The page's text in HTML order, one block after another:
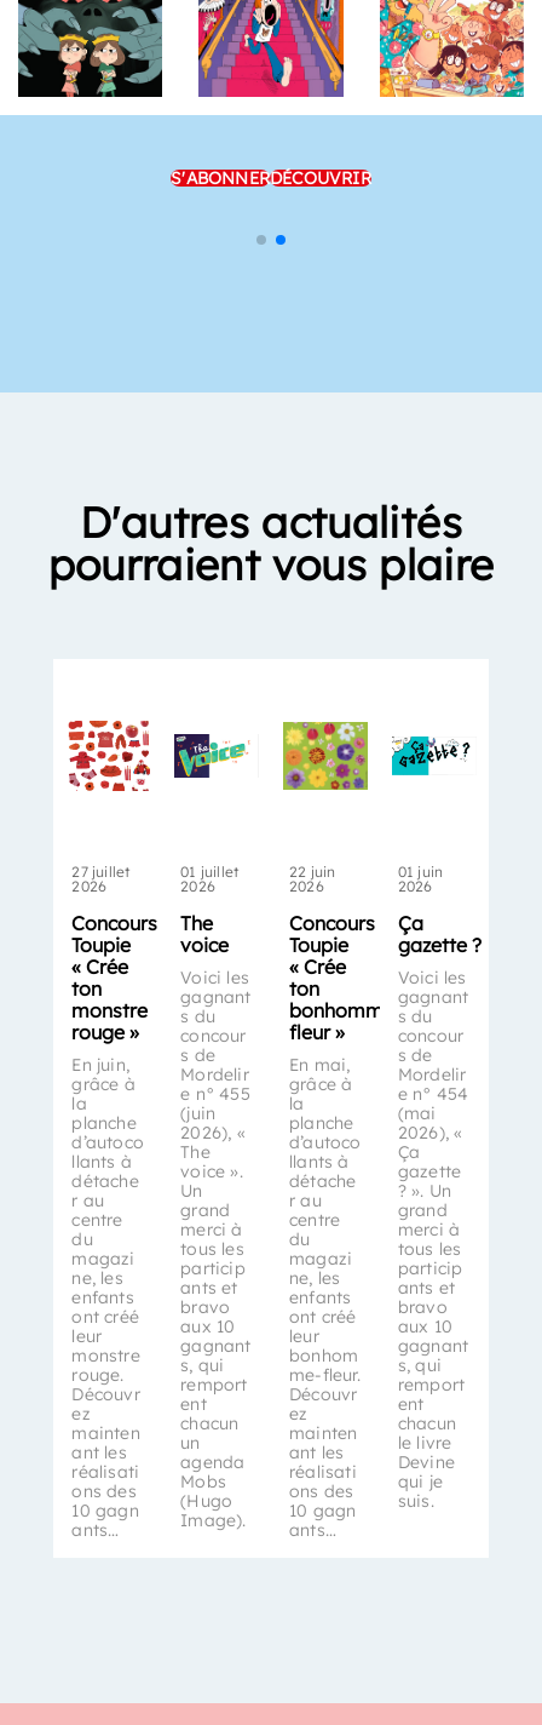
S'ABONNERDÉCOUVRIR
D'autres actualités
pourraient vous plaire
27 juillet
2026
Concours
Toupie
« Crée
ton
monstre
rouge »
En juin,
grâce à
la
planche
d’autoco
llants à
détache
r au
centre
du
magazi
ne, les
enfants
ont créé
leur
monstre
rouge.
Découvr
ez
mainten
ant les
réalisati
ons des
10 gagn
ants…
01 juillet
2026
The
voice
Voici les
gagnant
s du
concour
s de
Mordelir
e n° 455
(juin
2026), «
The
voice ».
Un
grand
merci à
tous les
particip
ants et
bravo
aux 10
gagnant
s, qui
remport
ent
chacun
un
agenda
Mobs
(Hugo
Image).
22 juin
2026
Concours
Toupie
« Crée
ton
bonhomme-
fleur »
En mai,
grâce à
la
planche
d’autoco
llants à
détache
r au
centre
du
magazi
ne, les
enfants
ont créé
leur
bonhom
me-fleur.
Découvr
ez
mainten
ant les
réalisati
ons des
10 gagn
ants…
01 juin
2026
Ça
gazette ?
Voici les
gagnant
s du
concour
s de
Mordelir
e n° 454
(mai
2026), «
Ça
gazette
? ». Un
grand
merci à
tous les
particip
ants et
bravo
aux 10
gagnant
s, qui
remport
ent
chacun
le livre
Devine
qui je
suis.